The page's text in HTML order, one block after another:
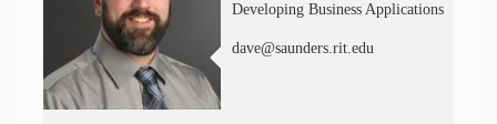
Developing Business Applications
dave@saunders.rit.edu